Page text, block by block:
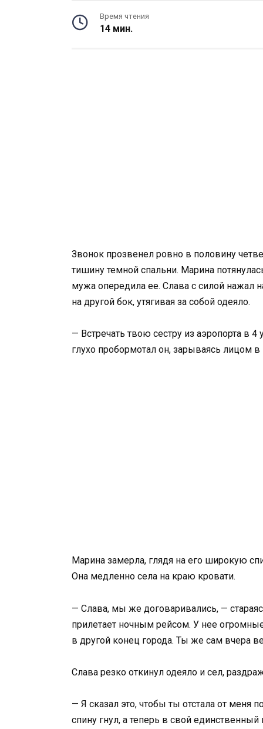
Время чтения
14 мин.
Звонок прозвенел ровно в половину
тишину темной спальни. Марина
мужа опередила ее. Слава с силой нажал
на другой бок, утягивая за собой одеяло.
— Встречать твою сестру из аэропорта в
глухо пробормотал он, зарываясь лицом
Марина замерла, глядя на его широкую
Она медленно села на краю кровати.
— Слава, мы же договаривались, —
прилетает ночным рейсом. У нее
в другой конец города. Ты же сам вчера
Слава резко откинул одеяло и сел,
— Я сказал это, чтобы ты отстала от
спину гнул, а теперь в свой